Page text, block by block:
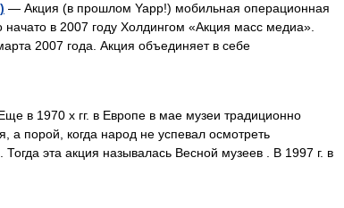
— Акция (в прошлом Yapp!) мобильная операционная
в 2007 году Холдингом «Акция масс медиа».
2007 года. Акция объединяет в себе
в 1970 х гг. в Европе в мае музеи традиционно
а порой, когда народ не успевал осмотреть
эта акция называлась Весной музеев . В 1997 г. в